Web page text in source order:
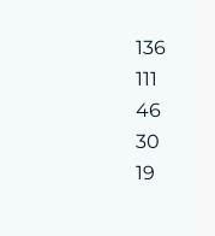
136
111
46
30
19